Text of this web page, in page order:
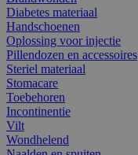
Diabetes materiaal
Handschoenen
Oplossing voor injectie
Pillendozen en accessoires
Steriel materiaal
Stomacare
Toebehoren
Incontinentie
Vilt
Wondhelend